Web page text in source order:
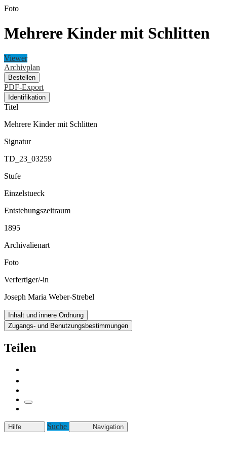
Foto
Mehrere Kinder mit Schlitten
Viewer
Archivplan
Bestellen
PDF-Export
Identifikation
Titel
Mehrere Kinder mit Schlitten
Signatur
TD_23_03259
Stufe
Einzelstueck
Entstehungszeitraum
1895
Archivalienart
Foto
Verfertiger/-in
Joseph Maria Weber-Strebel
Inhalt und innere Ordnung
Zugangs- und Benutzungsbestimmungen
Teilen
Hilfe Suche Navigation